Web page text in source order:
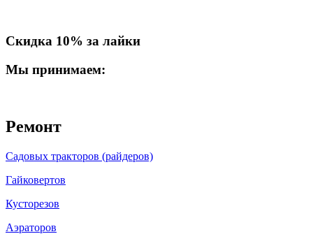
Скидка 10% за лайки
Мы принимаем:
Ремонт
Садовых тракторов (райдеров)
Гайковертов
Кусторезов
Аэраторов